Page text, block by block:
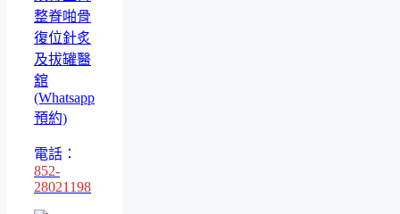
整脊啪骨
復位針炙
及拔罐醫
舘
(Whatsapp
預約)
電話：
852-
28021198